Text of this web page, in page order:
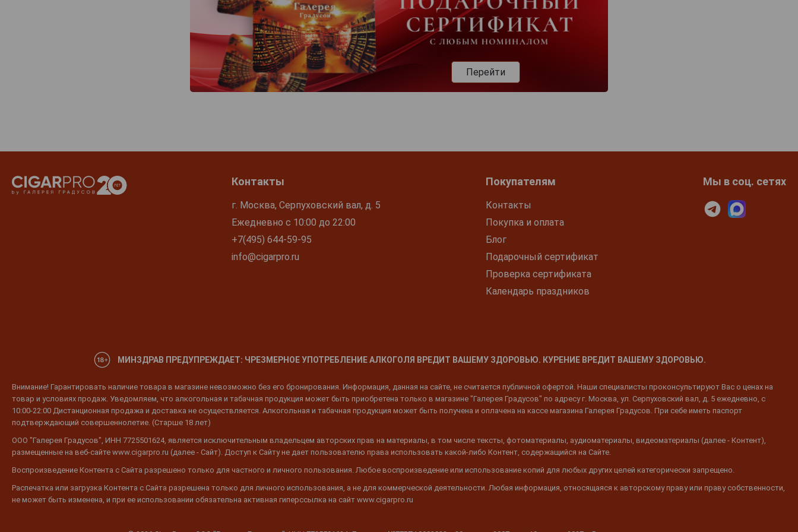
Перейти
Контакты
г. Москва, Серпуховский вал, д. 5
Ежедневно с 10:00 до 22:00
+7(495) 644-59-95
info@cigarpro.ru
Покупателям
Контакты
Покупка и оплата
Блог
Подарочный сертификат
Проверка сертификата
Календарь праздников
Мы в соц. сетях
МИНЗДРАВ ПРЕДУПРЕЖДАЕТ: ЧРЕЗМЕРНОЕ УПОТРЕБЛЕНИЕ АЛКОГОЛЯ ВРЕДИТ ВАШЕМУ ЗДОРОВЬЮ. КУРЕНИЕ ВРЕДИТ ВАШЕМУ ЗДОРОВЬЮ.
Внимание! Гарантировать наличие товара в магазине невозможно без его бронирования. Информация, данная на сайте, не считается публичной офертой. Наши специалисты проконсультируют Вас о ценах на
товар и условиях продаж. Уведомляем, что алкогольная и табачная продукция может быть приобретена только в магазине "Галерея Градусов" по адресу г. Москва, ул. Серпуховский вал, д. 5 ежедневно, с
10:00-22:00 Дистанционная продажа и доставка не осуществляется. Алкогольная и табачная продукция может быть получена и оплачена на кассе магазина Галерея Градусов. При себе иметь паспорт
подтверждающий совершеннолетие. (Старше 18 лет)
ООО "Галерея Градусов", ИНН 7725501624, является исключительным владельцем авторских прав на материалы, в том числе тексты, фотоматериалы, аудиоматериалы, видеоматериалы (далее - Контент),
размещенные на веб-сайте www.cigarpro.ru (далее - Сайт). Доступ к Сайту не дает пользователю права использовать какой-либо Контент, содержащийся на Сайте.
Воспроизведение Контента с Сайта разрешено только для частного и личного пользования. Любое воспроизведение или использование копий для любых других целей категорически запрещено.
Распечатка или загрузка Контента с Сайта разрешена только для личного использования, а не для коммерческой деятельности. Любая информация, относящаяся к авторскому праву или праву собственности,
не может быть изменена, и при ее использовании обязательна активная гиперссылка на сайт www.cigarpro.ru